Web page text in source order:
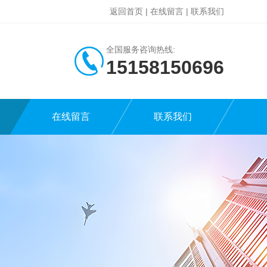
返回首页 | 在线留言 | 联系我们
全国服务咨询热线:
15158150696
在线留言 联系我们